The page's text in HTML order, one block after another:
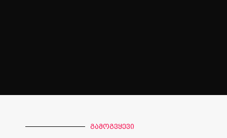
გამოგვყევი